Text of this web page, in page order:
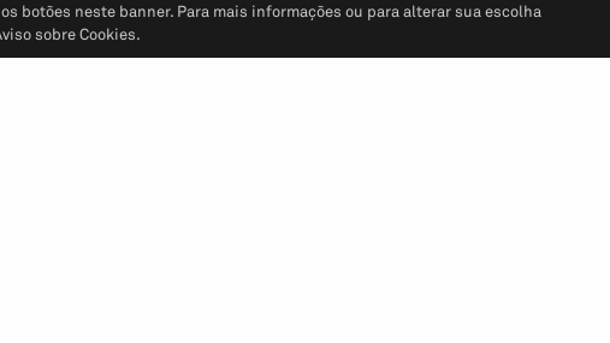
botões neste banner. Para mais informações ou para alterar sua escolha
sobre Cookies.